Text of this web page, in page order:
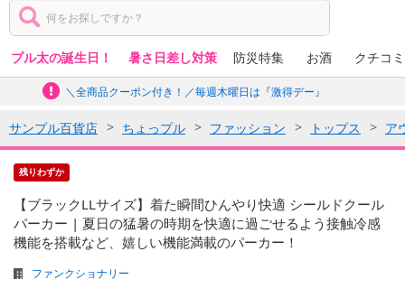
プル太の誕生日！ 暑さ日差し対策 防災特集 お酒 クチコ
＼全商品クーポン付き！／毎週木曜日は『激得デー』
サンプル百貨店 ちょっプル ファッション トップス ア
残りわずか
【ブラックLLサイズ】着た瞬間ひんやり快適 シールドクール
パーカー | 夏日の猛暑の時期を快適に過ごせるよう接触冷感
機能を搭載など、嬉しい機能満載のパーカー！
ファンクショナリー